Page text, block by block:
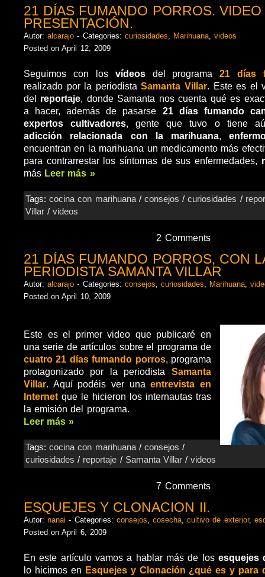
21 DÍAS FUMANDO PORROS. VIDEO
PRESENTACIÓN.
Autor:alcarajo - Categories: curiosidades, Marihuana,videos
Posted on April 12, 2009
Seguimos con los vídeosdel programa21 días
realizado por la periodistaSamanta Villar. Este es el
del reportaje, donde Samanta nos cuenta qué es
a hacer, además de pasarse 21 días fumando
expertos cultivadores, gente que tuvo o tiene
adicción relacionada con la marihuana,
encuentran en la marihuana un medicamento más
para contrarrestar los síntomas de sus enfermedades,
más Leer más »
Tags:cocina con marihuana/consejos /curiosidades /
Villar /videos
2 Comments
21 DÍAS FUMANDO PORROS, CON
PERIODISTA SAMANTA VILLAR
Autor:alcarajo - Categories: consejos,curiosidades, Marihuana,
Posted on April 10, 2009
Este es el primer video que publicaré en
una serie de artículos sobre el programa de
cuatro21 días fumando porros, programa
protagonizado por la periodista Samanta
Villar. Aquí podéis ver unaentrevista en
Internet que le hicieron los internautas tras
la emisión del programa.
Leer más »
Tags:cocina con marihuana/consejos /
curiosidades / reportaje / Samanta Villar /videos
7 Comments
ESQUEJES Y CLONACION II.
Autor:nanai - Categories: consejos ,cosecha ,cultivo de exterior,
Posted on April 6, 2009
En este artículo vamos a hablar más de los esquejes
lo hicimos en Esquejes y Clonación ¿qué es y para